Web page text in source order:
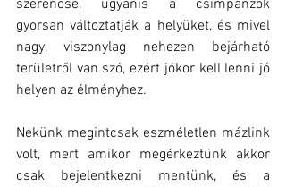
szerencse, ugyanis a csimpánzok
gyorsan változtatják a helyüket, és mivel
nagy, viszonylag nehezen bejárható
területről van szó, ezért jókor kell lenni jó
helyen az élményhez.
Nekünk megintcsak eszméletlen mázlink
volt, mert amikor megérkeztünk akkor
csak bejelentkezni mentünk, és a